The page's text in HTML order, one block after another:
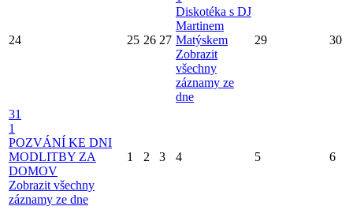
24 25 26 27
Diskotéka s DJ
Martinem
Matýskem
Zobrazit
všechny
záznamy ze
dne
29 30
31
1
POZVÁNÍ KE DNI
MODLITBY ZA
DOMOV
Zobrazit všechny
záznamy ze dne
1 2 3 4 5 6